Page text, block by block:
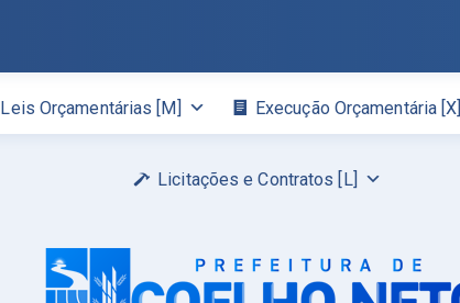
Leis Orçamentárias [M] Execução Orçamentária [X]
Licitações e Contratos [L]